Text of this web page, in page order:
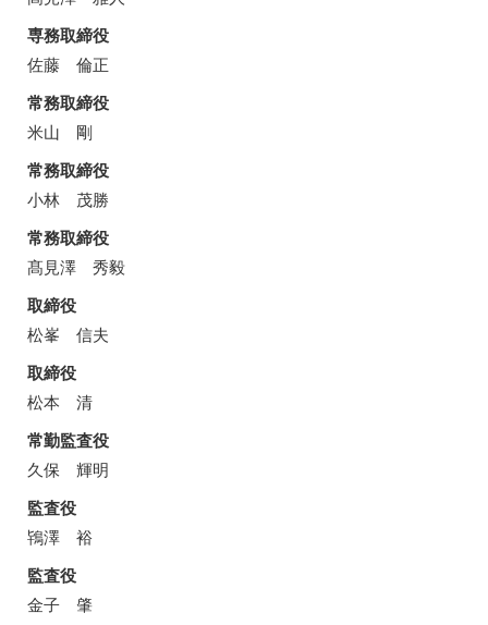
専務取締役
佐藤 倫正
常務取締役
米山 剛
常務取締役
小林 茂勝
常務取締役
髙見澤 秀毅
取締役
松峯 信夫
取締役
松本 清
常勤監査役
久保 輝明
監査役
鴇澤 裕
監査役
金子 肇